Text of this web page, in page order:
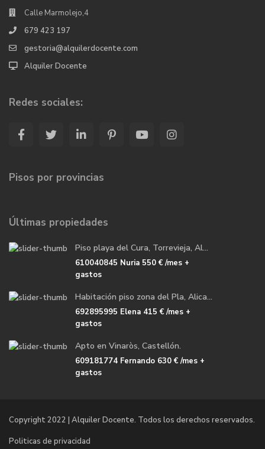
Calle Marmolejo,4
679 423 197
gestoria@alquilerdocente.com
Alquiler Docente
Redes sociales:
Pisos por provincias
Últimas propiedades
Piso playa del Cura, Torrevieja, Al...
610040845 Nuria 550 €/mes +
gastos
Habitación piso zona del Pla, Alica...
692895995 Elena 415 €/mes +
gastos
Apto en Vinaròs, Castellón.
609181774 Fernando 630 €/mes +
gastos
Copyright 2022 | Alquiler Docente. Todos los derechos reservados.
Politicas de privacidad